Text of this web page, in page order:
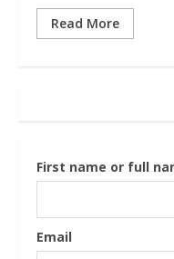
Read More
First name or full
Email